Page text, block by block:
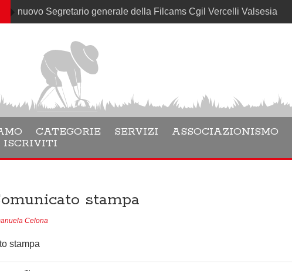
Segretario generale della Filcams Cgil Vercelli Valsesia
CATEGORIE SERVIZI ASSOCIAZIONISMO
ISCRIVITI
stampa
Celona
stampa